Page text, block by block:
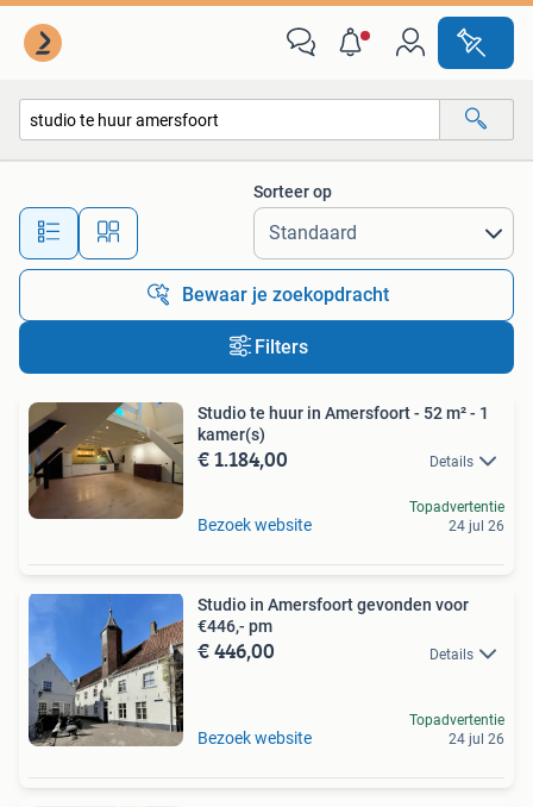
Alle afstanden…
Sorteer op
Bewaar je zoekopdracht
Filters
Studio te huur in Amersfoort - 52 m² - 1
kamer(s)
€ 1.184,00 Details
Bezoek website
Topadvertentie
24 jul 26
Studio in Amersfoort gevonden voor
€446,- pm
€ 446,00 Details
Bezoek website
Topadvertentie
24 jul 26